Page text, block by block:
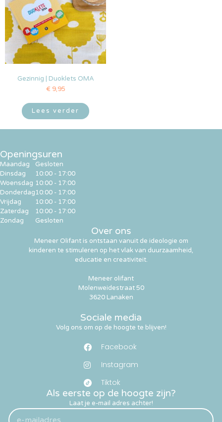
Gezinnig | Duoklets OMA
€ 9,95
Lees verder
Als eerste op de hoogte zijn?
Laat je e-mail adres achter!
Sociale media
Volg ons om op de hoogte te blijven!
Facebook
Instagram
Tiktok
Over ons
Meneer Olifant is ontstaan vanuit de ideologie om
kinderen te stimuleren op het vlak van duurzaamheid,
educatie en creativiteit.
Meneer olifant
Molenweidestraat 50
3620 Lanaken
Openingsuren
Maandag
Dinsdag
Woensdag
Donderdag
Vrijdag
Zaterdag
Zondag
Gesloten
10:00 - 17:00
10:00 - 17:00
10:00 - 17:00
10:00 - 17:00
10:00 - 17:00
Gesloten